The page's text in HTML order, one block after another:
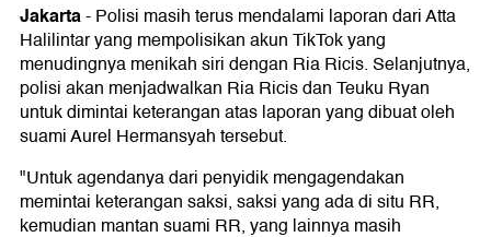
Jakarta-Polisi masih terus mendalami laporan dari Atta
Halilintar yang mempolisikan akun TikTok yang
menudingnya menikah siri dengan Ria Ricis. Selanjutnya,
polisi akan menjadwalkan Ria Ricis dan Teuku Ryan
untuk dimintai keterangan atas laporan yang dibuat oleh
suami Aurel Hermansyah tersebut.
"Untuk agendanya dari penyidik mengagendakan
memintai keterangan saksi, saksi yang ada di situ RR,
kemudian mantan suami RR, yang lainnya masih